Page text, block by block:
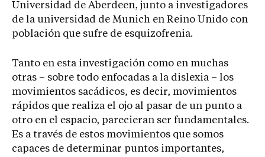
Universidad de Aberdeen, junto a investigadores
de la universidad de Munich en Reino Unido con
población que sufre de esquizofrenia.
Tanto en esta investigación como en muchas
otras – sobre todo enfocadas a la dislexia – los
movimientos sacádicos, es decir, movimientos
rápidos que realiza el ojo al pasar de un punto a
otro en el espacio, parecieran ser fundamentales.
Es a través de estos movimientos que somos
capaces de determinar puntos importantes,